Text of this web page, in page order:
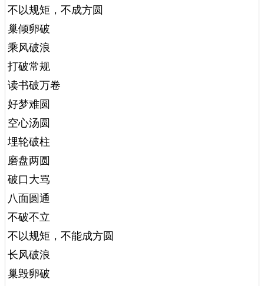
不以规矩，不成方圆
巢倾卵破
乘风破浪
打破常规
读书破万卷
好梦难圆
空心汤圆
埋轮破柱
磨盘两圆
破口大骂
八面圆通
不破不立
不以规矩，不能成方圆
长风破浪
巢毁卵破